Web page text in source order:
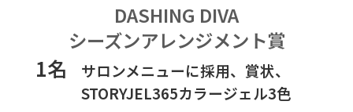
DASHING DIVA
シーズンアレンジメント賞
1名
サロンメニューに採用、賞状、
STORYJEL365カラージェル3色